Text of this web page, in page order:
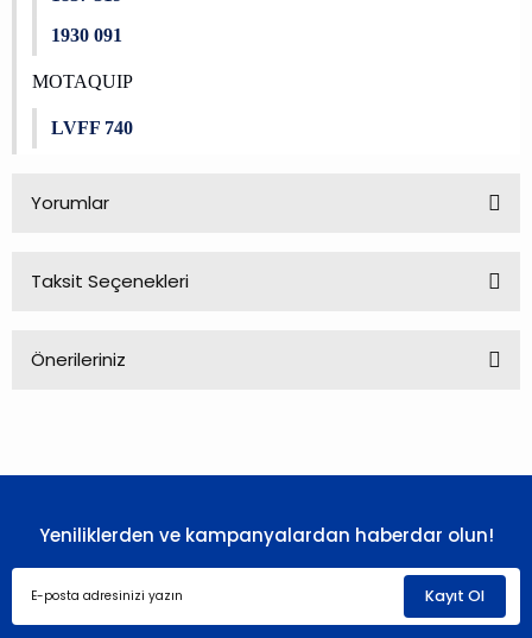
1930 091
MOTAQUIP
LVFF 740
Yorumlar
Taksit Seçenekleri
Önerileriniz
Ürün resmi kalitesiz, bozuk veya görüntülenemiyor.
Yeniliklerden ve kampanyalardan haberdar olun!
Kayıt Ol